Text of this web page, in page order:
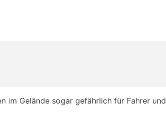
im Gelände sogar gefährlich für Fahrer und